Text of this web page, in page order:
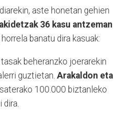
aste honetan gehien
36 kasu antzeman
banatu dira kasuak:
beheranzko joerarekin
guztietan. Arakaldon eta
100.000 biztanleko